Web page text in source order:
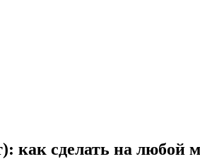
как сделать на любой